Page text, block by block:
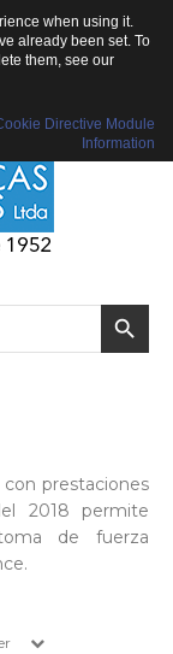
prestaciones
2018 permite
de fuerza
when using it.
already been set. To
them, see our